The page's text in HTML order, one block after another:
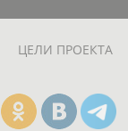
ЦЕЛИ ПРОЕКТА